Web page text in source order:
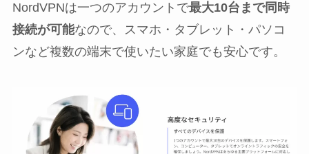
NordVPNは一つのアカウントで最大10台まで同時
接続が可能なので、スマホ・タブレット・パソコ
ンなど複数の端末で使いたい家庭でも安心です。